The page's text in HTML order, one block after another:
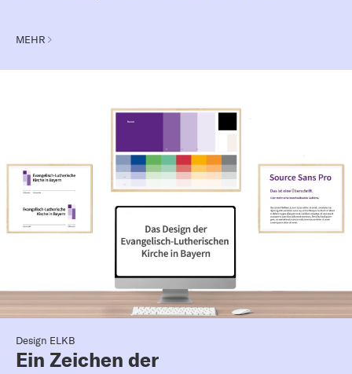
MEHR
Design ELKB
Ein Zeichen der